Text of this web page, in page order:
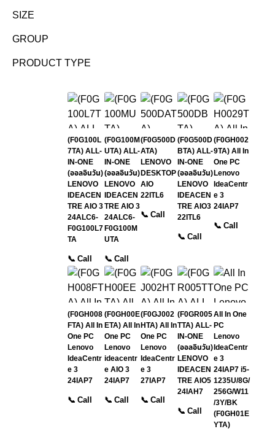
SIZE
GROUP
PRODUCT TYPE
(F0G100L
7TA) ALL-
IN-ONE
(ออลอินวัน)
LENOVO
IDEACEN
TRE AIO 3
24ALC6-
F0G100L7
TA
📞 Call
(F0G100M
UTA) ALL-
IN-ONE
(ออลอินวัน)
LENOVO
IDEACEN
TRE AIO 3
24ALC6-
F0G100M
UTA
📞 Call
(F0G500D
ATA)
LENOVO
DESKTOP
AIO
22ITL6
📞 Call
(F0G500D
BTA) ALL-
IN-ONE
(ออลอินวัน)
LENOVO
IDEACEN
TRE AIO3
22ITL6
📞 Call
(F0GH002
9TA) All In
One PC
Lenovo
IdeaCentr
e 3
24IAP7
📞 Call
(F0GH008
FTA) All In
One PC
Lenovo
IdeaCentr
e 3
24IAP7
📞 Call
(F0GH00E
ETA) All In
One PC
Lenovo
ideacentr
e AIO 3
24IAP7
📞 Call
(F0GJ002
HTA) All In
One PC
Lenovo
IdeaCentr
e 3
27IAP7
📞 Call
(F0GR005
TTA) ALL-
IN-ONE
(ออลอินวัน)
LENOVO
IDEACEN
TRE AIO5
24IAH7
📞 Call
All In One
PC
Lenovo
IdeaCentr
e 3
24IAP7 i5-
1235U/8G/
256G/W11
/3Y/BK
(F0GH01E
YTA)